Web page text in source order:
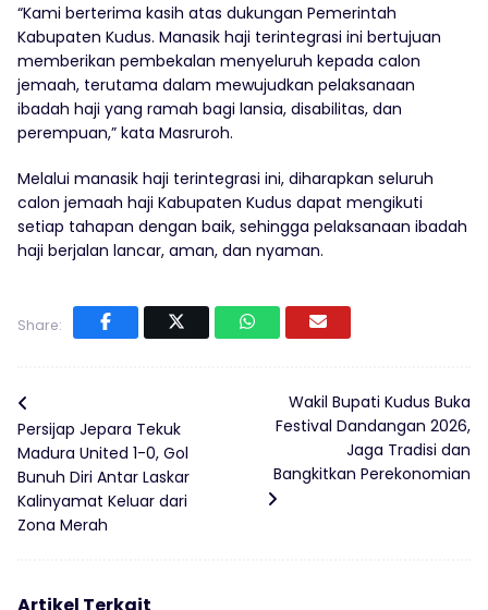
“Kami berterima kasih atas dukungan Pemerintah
Kabupaten Kudus. Manasik haji terintegrasi ini bertujuan
memberikan pembekalan menyeluruh kepada calon
jemaah, terutama dalam mewujudkan pelaksanaan
ibadah haji yang ramah bagi lansia, disabilitas, dan
perempuan,” kata Masruroh.
Melalui manasik haji terintegrasi ini, diharapkan seluruh
calon jemaah haji Kabupaten Kudus dapat mengikuti
setiap tahapan dengan baik, sehingga pelaksanaan ibadah
haji berjalan lancar, aman, dan nyaman.
Share:
Persijap Jepara Tekuk
Madura United 1-0, Gol
Bunuh Diri Antar Laskar
Kalinyamat Keluar dari
Zona Merah
Wakil Bupati Kudus Buka
Festival Dandangan 2026,
Jaga Tradisi dan
Bangkitkan Perekonomian